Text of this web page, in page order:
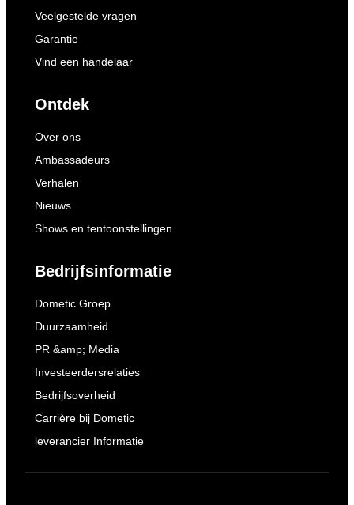
Veelgestelde vragen
Garantie
Vind een handelaar
Ontdek
Over ons
Ambassadeurs
Verhalen
Nieuws
Shows en tentoonstellingen
Bedrijfsinformatie
Dometic Groep
Duurzaamheid
PR &amp; Media
Investeerdersrelaties
Bedrijfsoverheid
Carrière bij Dometic
leverancier Informatie